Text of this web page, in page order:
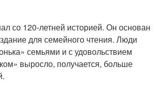
со 120-летней историей. Он основан
для семейного чтения. Люди
семьями и с удовольствием
выросло, получается, больше